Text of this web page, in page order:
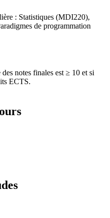
: Statistiques (MDI220),
de programmation
notes finales est ≥ 10 et si
ECTS.